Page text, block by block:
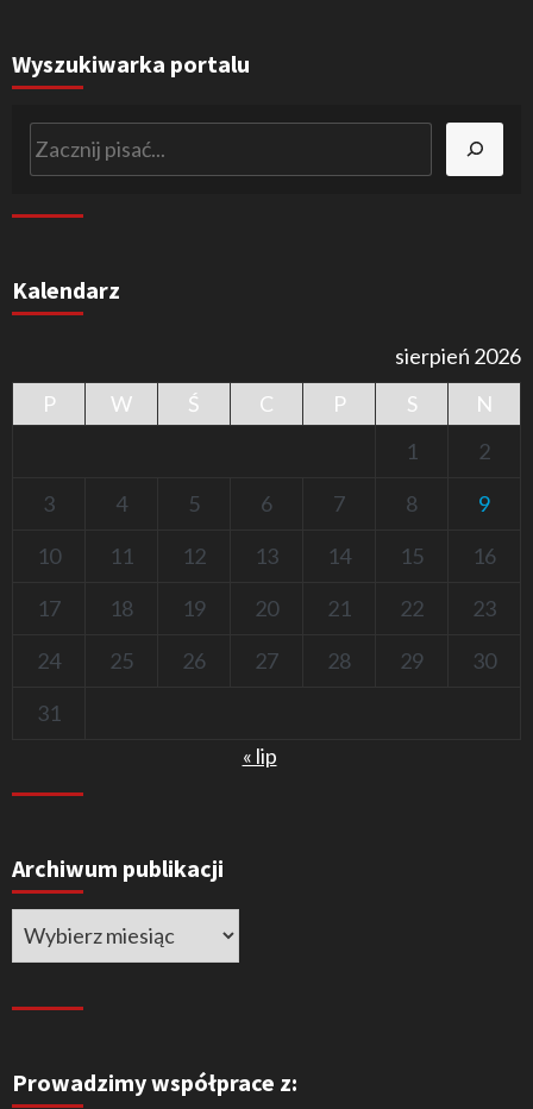
Wyszukiwarka portalu
Szukaj
Kalendarz
sierpień 2026
P
W Ś C P S
N
1
2
3
4 5 6 7 8
9
10
11 12 13 14 15
16
17
18 19 20 21 22
23
24
25 26 27 28 29
30
31
« lip
Archiwum publikacji
Prowadzimy współprace z: